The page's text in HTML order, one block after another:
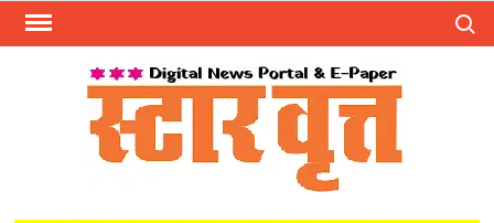
Skip